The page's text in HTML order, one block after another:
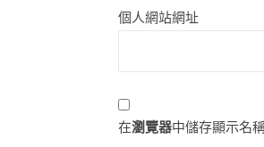
個人網站網址
在瀏覽器中儲存顯示名